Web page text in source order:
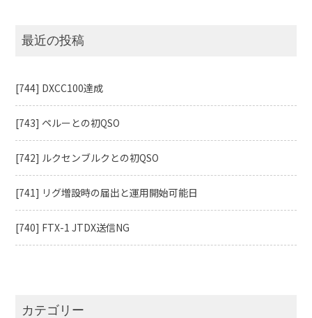
シ
最近の投稿
[744] DXCC100達成
[743] ペルーとの初QSO
[742] ルクセンブルクとの初QSO
[741] リグ増設時の届出と運用開始可能日
[740] FTX-1 JTDX送信NG
カテゴリー